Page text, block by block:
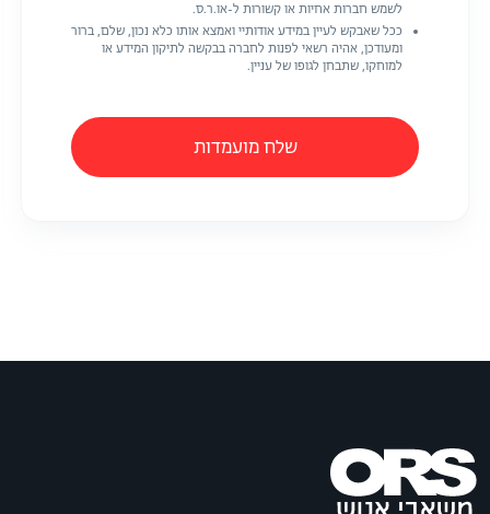
לשמש חברות אחיות או קשורות ל-או.ר.ס.
ככל שאבקש לעיין במידע אודותיי ואמצא אותו כלא נכון, שלם, ברור
ומעודכן, אהיה רשאי לפנות לחברה בבקשה לתיקון המידע או
למוחקו, שתבחן לגופו של עניין.
שלח מועמדות